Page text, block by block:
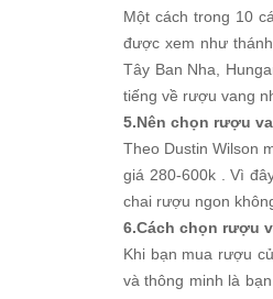
Một cách trong 10
được xem như
Tây Ban Nha,
tiếng về rượu vang
5.Nên chọn rượu
Theo Dustin Wilson
giá 280-600k . Vì
chai rượu ngon
6.Cách chọn rượu
Khi bạn mua rượu
và thông minh là